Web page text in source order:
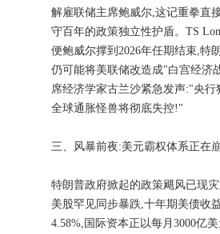
解雇联储主席鲍威尔,这记重拳直
守百年的政策独立性护盾。TS
便鲍威尔撑到2026年任期结束,特
仍可能将美联储改造成"白宫经济
席经济学家古兰沙紧急发声:"央行
全球通胀怪兽将彻底失控!"
三、风暴前夜:美元霸权体系正在
特朗普政府掀起的政策飓风已现
美股罕见同步暴跌,十年期美债收
4.58%,国际资本正以每月3000亿